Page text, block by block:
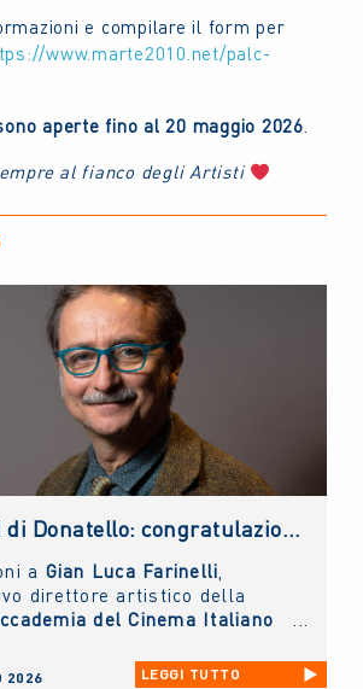
e compilare il form per
www.marte2010.net/palc-
aperte fino al 20 maggio 2026.
al fianco degli Artisti
Premi David di Donatello: congratulazioni al nuovo direttore artistico, Gian Luca Farinelli
a Gian Luca Farinelli,
direttore artistico della
del Cinema Italiano
2026 LEGGI TUTTO